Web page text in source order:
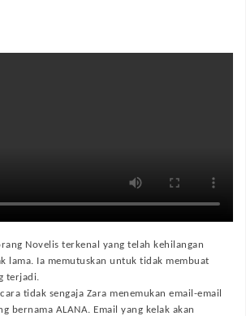
Novelis terkenal yang telah kehilangan
lama. Ia memutuskan untuk tidak membuat
terjadi.
tidak sengaja Zara menemukan email-email
bernama ALANA. Email yang kelak akan